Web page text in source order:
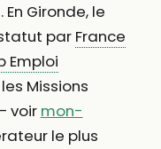
Gironde, le
par France
Emploi
Missions
voir mon-
le plus